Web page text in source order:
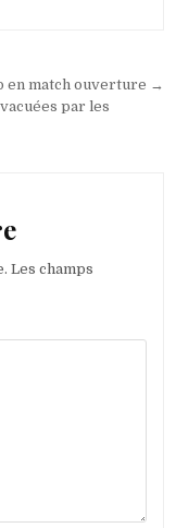
en match ouverture →
par les
Les champs